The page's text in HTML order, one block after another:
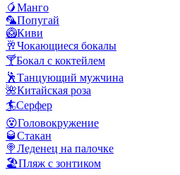
🥭Манго
🦜Попугай
🥝Киви
🥂Чокающиеся бокалы
🍸Бокал с коктейлем
🕺Танцующий мужчина
🌺Китайская роза
🏄Серфер
😵Головокружение
🥃Стакан
🍭Леденец на палочке
🏖️Пляж с зонтиком